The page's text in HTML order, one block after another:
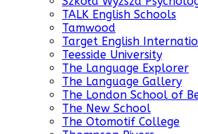
TALK English Schools
Tamwood
Target English
Teesside University
The Language Explorer
The Language Gallery
The London School of
The New School
The Otomotif College